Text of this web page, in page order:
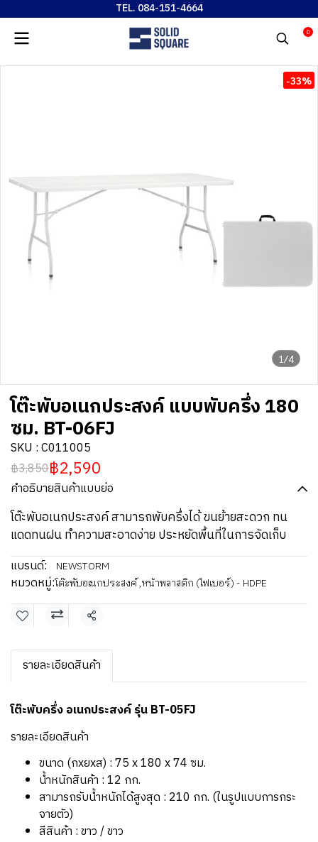
TEL. 084-151-4664
0
1/4
-33%
โต๊ะพับอเนกประสงค์ แบบพับครึ่ง 180
ซม. BT-06FJ
SKU : C011005
฿3,850฿2,590
คำอธิบายสินค้าแบบย่อ
โต๊ะพับอเนกประสงค์ สามารถพับครึ่งได้ ขนย้ายสะดวก ทน
แดดทนฝน ทำความสะอาดง่าย ประหยัดพื้นที่ในการจัดเก็บ
แบรนด์: NEWSTORM
หมวดหมู่:โต๊ะพับอเนกประสงค์,หน้าพลาสติก (ไฟเบอร์) - HDPE
แชร์
รายละเอียดสินค้า
โต๊ะพับครึ่ง อเนกประสงค์ รุ่น BT-05FJ
รายละเอียดสินค้า
ขนาด (กxยxส) : 75 x 180 x 74 ซม.
น้ำหนักสินค้า : 12 กก.
สามารถรับน้ำหนักได้สูงสุด : 210 กก. (ในรูปแบบการกระ
จายตัว)
สีสินค้า : ขาว / ขาว